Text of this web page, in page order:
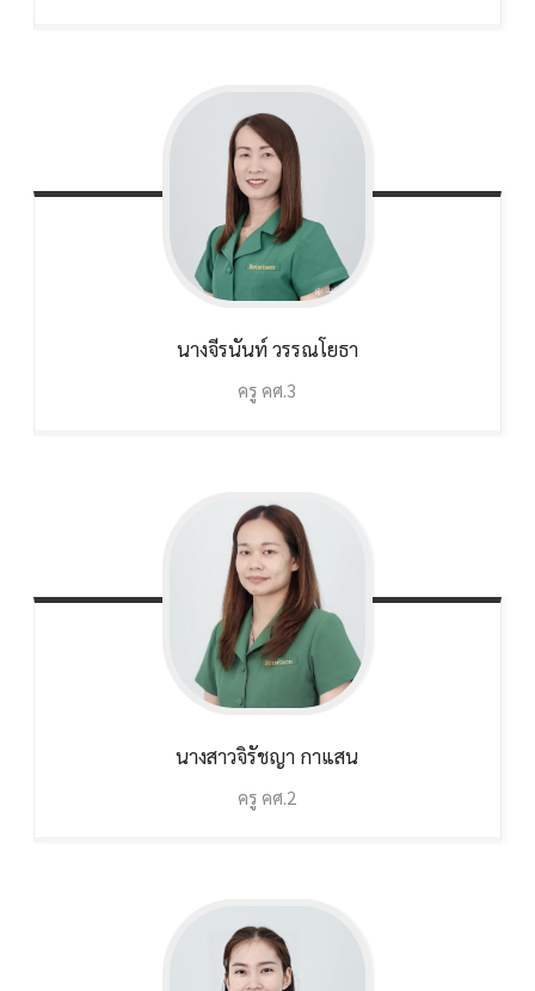
นางจีรนันท์ วรรณโยธา
ครู คศ.3
นางสาวจิรัชญา กาแสน
ครู คศ.2